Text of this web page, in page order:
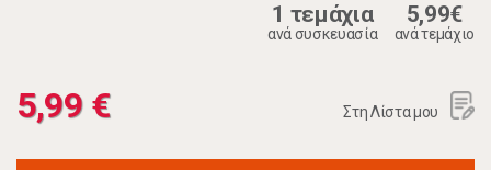
1 τεμάχια
ανά συσκευασία
5,99€
ανά τεμάχιο
5,99 € Στη Λίστα μου